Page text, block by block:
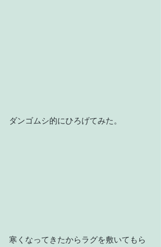
ダンゴムシ的にひろげてみた。
寒くなってきたからラグを敷いてもら